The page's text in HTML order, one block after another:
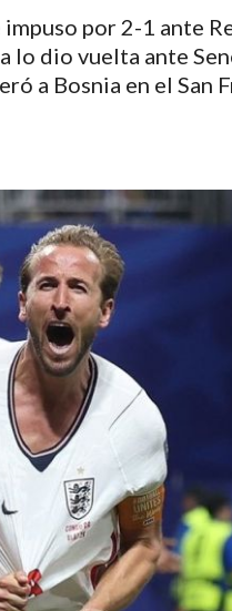
por 2-1 ante
lo dio vuelta ante
a Bosnia en el San